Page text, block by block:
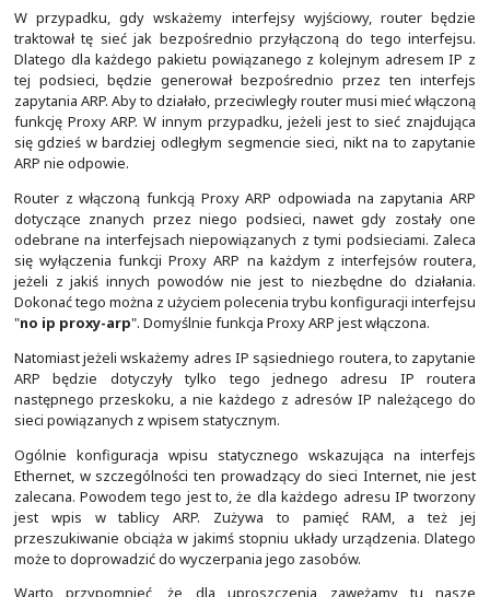
Zatem domyślnie każdy z routerów wie, jak
pomiędzy sieciami bezpośrednio podłączonymi do
wymaga żadnej dodatkowej konfiguracji.
Aczkolwiek nie jest to najczęściej wystarczające.
konfiguruje się w sieci routing dynamiczny lub routing
trakcie tego modułu zajmiemy się tylko routingiem
jego konfiguracji warto spojrzeć na całą
widocznej w niej podsieci. Następnie trzeba zderzyć
tym, co już dany router zna. Konfiguracja routingu
na ręcznym dodaniu czy uzupełnieniu tych brakujących
wpisów prowadzących do podsieci.